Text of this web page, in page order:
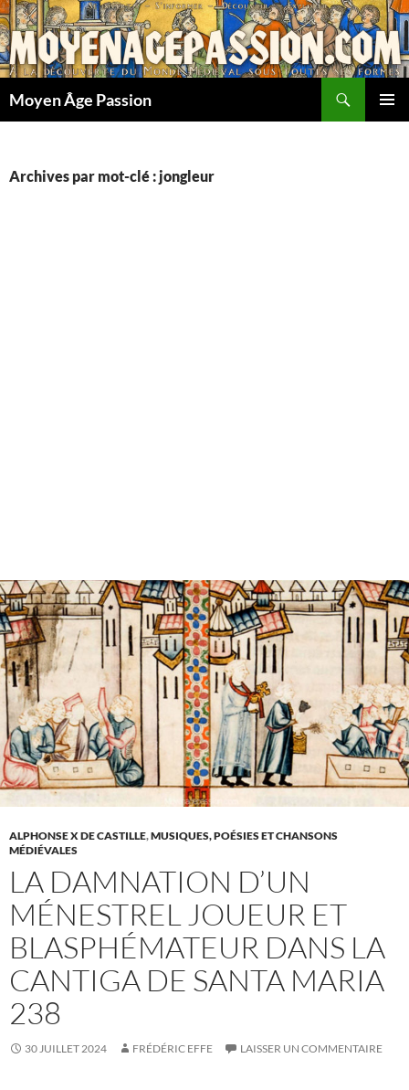
Aller
au
contenu
Moyen Âge Passion
Archives par mot-clé : jongleur
ALPHONSE X DE CASTILLE,MUSIQUES, POÉSIES ET CHANSONS
MÉDIÉVALES
LA DAMNATION D’UN
MÉNESTREL JOUEUR ET
BLASPHÉMATEUR DANS LA
CANTIGA DE SANTA MARIA
238
30 JUILLET 2024 FRÉDÉRIC EFFE LAISSER UN COMMENTAIRE